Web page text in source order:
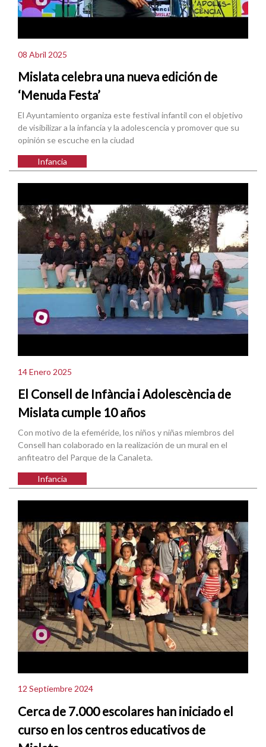
08 Abril 2025
Mislata celebra una nueva edición de
‘Menuda Festa’
El Ayuntamiento organiza este festival infantil con el objetivo
de visibilizar a la infancia y la adolescencia y promover que su
opinión se escuche en la ciudad
Infancia
14 Enero 2025
El Consell de Infància i Adolescència de
Mislata cumple 10 años
Con motivo de la efeméride, los niños y niñas miembros del
Consell han colaborado en la realización de un mural en el
anfiteatro del Parque de la Canaleta.
Infancia
12 Septiembre 2024
Cerca de 7.000 escolares han iniciado el
curso en los centros educativos de